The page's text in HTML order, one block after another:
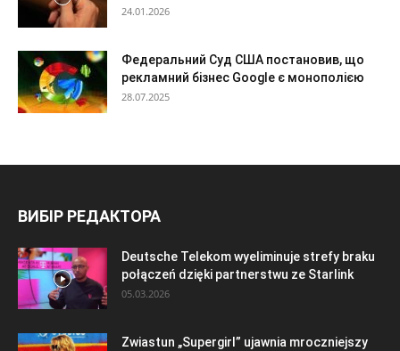
24.01.2026
Федеральний Суд США постановив, що
рекламний бізнес Google є монополією
28.07.2025
ВИБІР РЕДАКТОРА
Deutsche Telekom wyeliminuje strefy braku
połączeń dzięki partnerstwu ze Starlink
05.03.2026
Zwiastun „Supergirl” ujawnia mroczniejszy